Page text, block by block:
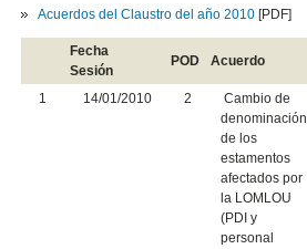
Acuerdos del Claustro del año 2010 [PDF]
Fecha
Sesión
POD Acuerdo
1 14/01/2010 2
Cambio de
denominación
de los
estamentos
afectados por
la LOMLOU
(PDI y
personal